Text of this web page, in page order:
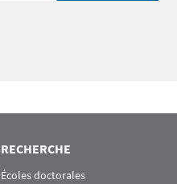
RECHERCHE
Écoles doctorales